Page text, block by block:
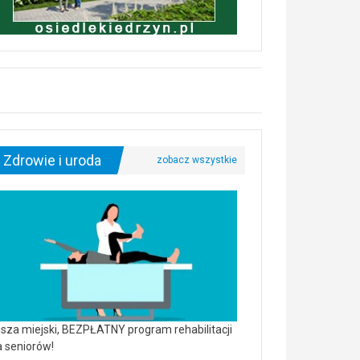
Zdrowie i uroda
miejski, BEZPŁATNY program rehabilitacji
seniorów!